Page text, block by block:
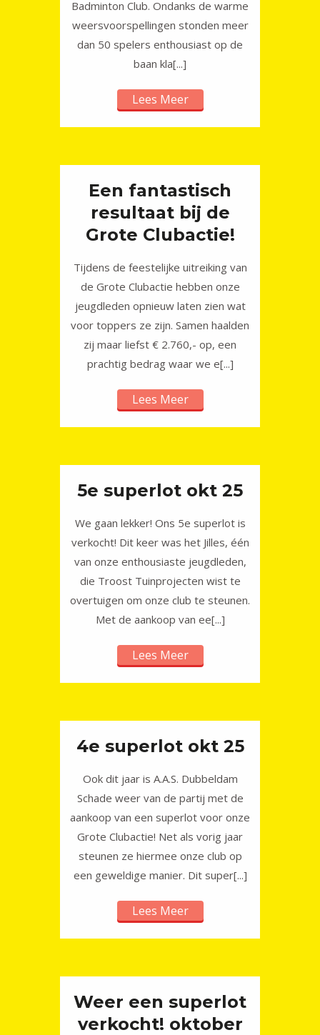
Badminton Club. Ondanks de warme
weersvoorspellingen stonden meer
dan 50 spelers enthousiast op de
baan kla[...]
Lees Meer
Een fantastisch
resultaat bij de
Grote Clubactie!
Tijdens de feestelijke uitreiking van
de Grote Clubactie hebben onze
jeugdleden opnieuw laten zien wat
voor toppers ze zijn. Samen haalden
zij maar liefst € 2.760,- op, een
prachtig bedrag waar we e[...]
Lees Meer
5e superlot okt 25
We gaan lekker! Ons 5e superlot is
verkocht! Dit keer was het Jilles, één
van onze enthousiaste jeugdleden,
die Troost Tuinprojecten wist te
overtuigen om onze club te steunen.
Met de aankoop van ee[...]
Lees Meer
4e superlot okt 25
Ook dit jaar is A.A.S. Dubbeldam
Schade weer van de partij met de
aankoop van een superlot voor onze
Grote Clubactie! Net als vorig jaar
steunen ze hiermee onze club op
een geweldige manier. Dit super[...]
Lees Meer
Weer een superlot
verkocht! oktober